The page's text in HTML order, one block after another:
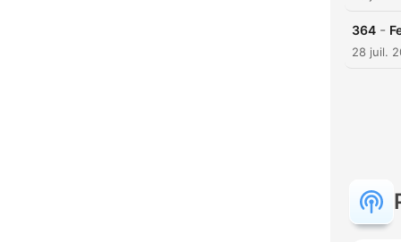
364 -
28 juil.